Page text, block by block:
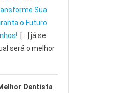
Sua
o Futuro
: […] já se
será o melhor
Dentista